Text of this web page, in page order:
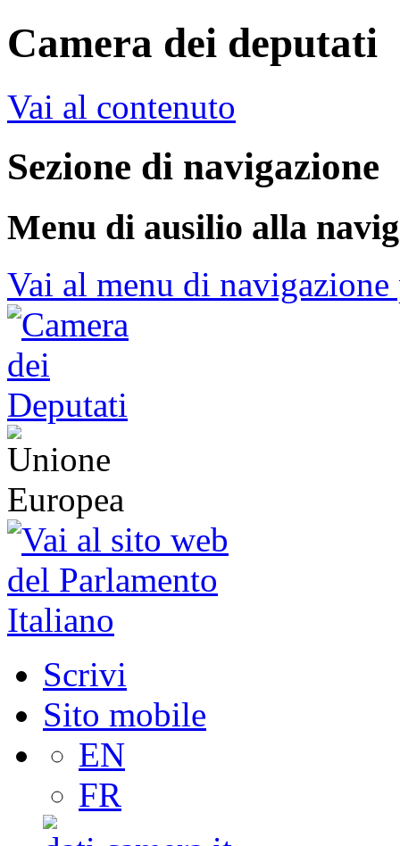
Camera dei deputati
Vai al contenuto
Sezione di navigazione
Menu di ausilio alla
Vai al menu di
Scrivi
Sito mobile
EN
FR